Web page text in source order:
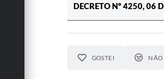
DECRETO Nº 4250, 06
GOSTEI NÃO